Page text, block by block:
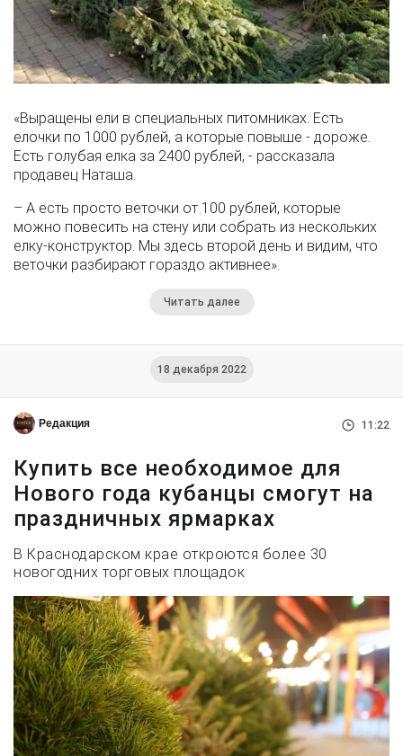
«Выращены ели в специальных питомниках. Есть
елочки по 1000 рублей, а которые повыше - дороже.
Есть голубая елка за 2400 рублей, - рассказала
продавец Наташа.
– А есть просто веточки от 100 рублей, которые
можно повесить на стену или собрать из нескольких
елку-конструктор. Мы здесь второй день и видим, что
веточки разбирают гораздо активнее».
Читать далее
18 декабря 2022
Редакция 11:22
Купить все необходимое для
Нового года кубанцы смогут на
праздничных ярмарках
В Краснодарском крае откроются более 30
новогодних торговых площадок